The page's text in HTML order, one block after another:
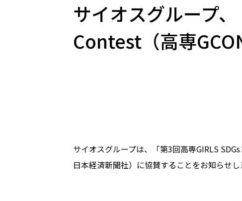
サイオスグループ
Contest（高専
サイオスグループは、「第3回高専GIRLS
日本経済新聞社）に協賛することをお知らせし